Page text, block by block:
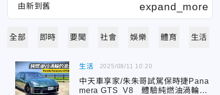
全部 即時 要聞 社會 娛樂 體育 生活
生活
中天車享家/朱朱哥試駕保時捷Pana
mera GTS V8 體驗純燃油渦輪引
2025/08/11 10:20